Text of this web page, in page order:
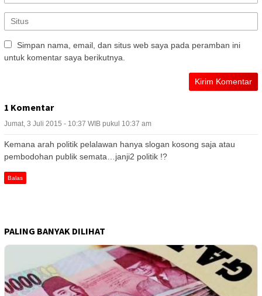
Simpan nama, email, dan situs web saya pada peramban ini
untuk komentar saya berikutnya.
1 Komentar
Jumat, 3 Juli 2015 - 10:37 WIB pukul 10:37 am
Kemana arah politik pelalawan hanya slogan kosong saja atau
pembodohan publik semata…janji2 politik !?
Balas
PALING BANYAK DILIHAT